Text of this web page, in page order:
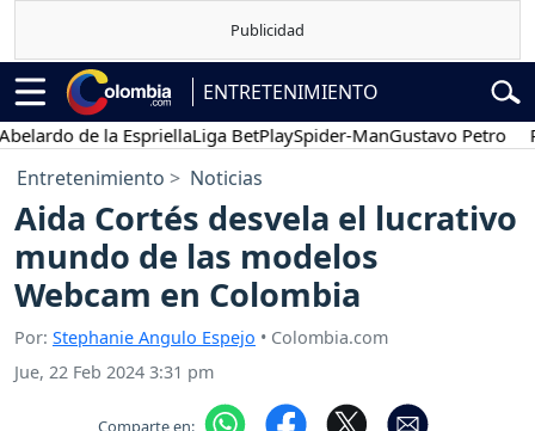
ENTRETENIMIENTO
de la EspriellaLiga BetPlaySpider-ManGustavo Petro
Entretenimiento Noticias
Aida Cortés desvela el lucrativo
mundo de las modelos
Webcam en Colombia
Por: Stephanie Angulo Espejo • Colombia.com
Jue, 22 Feb 2024 3:31 pm
Comparte en: